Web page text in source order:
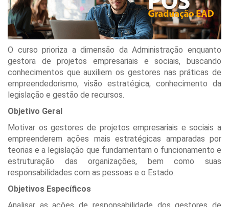
O curso prioriza a dimensão da Administração enquanto
gestora de projetos empresariais e sociais, buscando
conhecimentos que auxiliem os gestores nas práticas de
empreendedorismo, visão estratégica, conhecimento da
legislação e gestão de recursos.
Objetivo Geral
Motivar os gestores de projetos empresariais e sociais a
empreenderem ações mais estratégicas amparadas por
teorias e a legislação que fundamentam o funcionamento e
estruturação das organizações, bem como suas
responsabilidades com as pessoas e o Estado.
Objetivos Específicos
Analisar as ações de responsabilidade dos gestores de